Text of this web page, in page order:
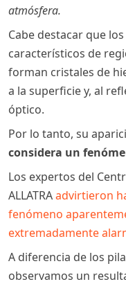
atmósfera.
Cabe destacar que
característicos de
forman cristales de
a la superficie y, al
óptico.
Por lo tanto, su
considera un
Los expertos del
ALLATRAadvirtieron
fenómeno
extremadamente
A diferencia de los
observamos un